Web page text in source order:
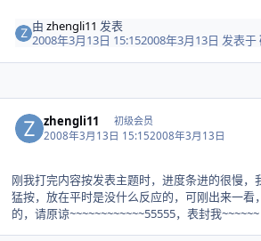
由zhengli11 发表
2008年3月13日 15:152008年3月13日 发表于
zhengli11 初级会员
2008年3月13日 15:152008年3月13日
刚我打完内容按发表主题时，进度条进的很慢，
猛按，放在平时是没什么反应的，可刚出来一看
的，请原谅~~~~~~~~~~~~55555，表封我~~~~~~